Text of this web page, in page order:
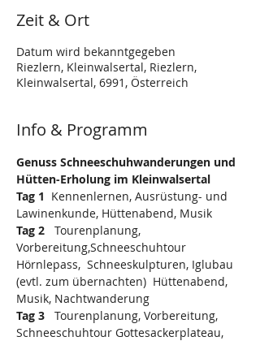
Zeit & Ort
Datum wird bekanntgegeben
Riezlern, Kleinwalsertal, Riezlern,
Kleinwalsertal, 6991, Österreich
Info & Programm
Genuss Schneeschuhwanderungen und
Hütten-Erholung im Kleinwalsertal
Tag 1 Kennenlernen, Ausrüstung- und
Lawinenkunde, Hüttenabend, Musik
Tag 2 Tourenplanung,
Vorbereitung,Schneeschuhtour
Hörnlepass,  Schneeskulpturen, Iglubau
(evtl. zum übernachten)  Hüttenabend,
Musik, Nachtwanderung
Tag 3 Tourenplanung, Vorbereitung,
Schneeschuhtour Gottesackerplateau,